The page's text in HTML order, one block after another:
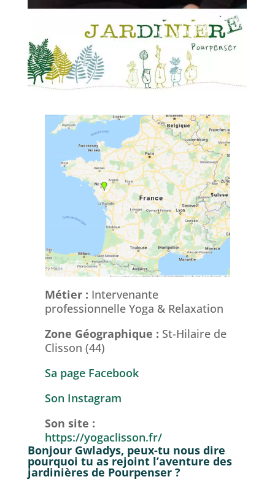
Métier : Intervenante
professionnelle Yoga & Relaxation
Zone Géographique : St-Hilaire de
Clisson (44)
Sa page Facebook
Son Instagram
Son site :
https://yogaclisson.fr/
Bonjour Gwladys, peux-tu nous dire
pourquoi tu as rejoint l’aventure des
jardinières de Pourpenser ?